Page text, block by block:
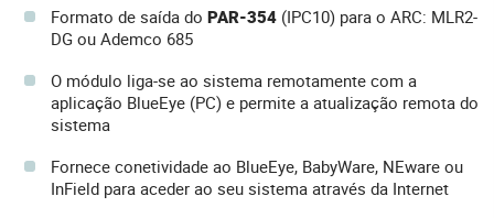
Formato de saída do PAR-354 (IPC10) para o ARC: MLR2-
DG ou Ademco 685
O módulo liga-se ao sistema remotamente com a
aplicação BlueEye (PC) e permite a atualização remota do
sistema
Fornece conetividade ao BlueEye, BabyWare, NEware ou
InField para aceder ao seu sistema através da Internet